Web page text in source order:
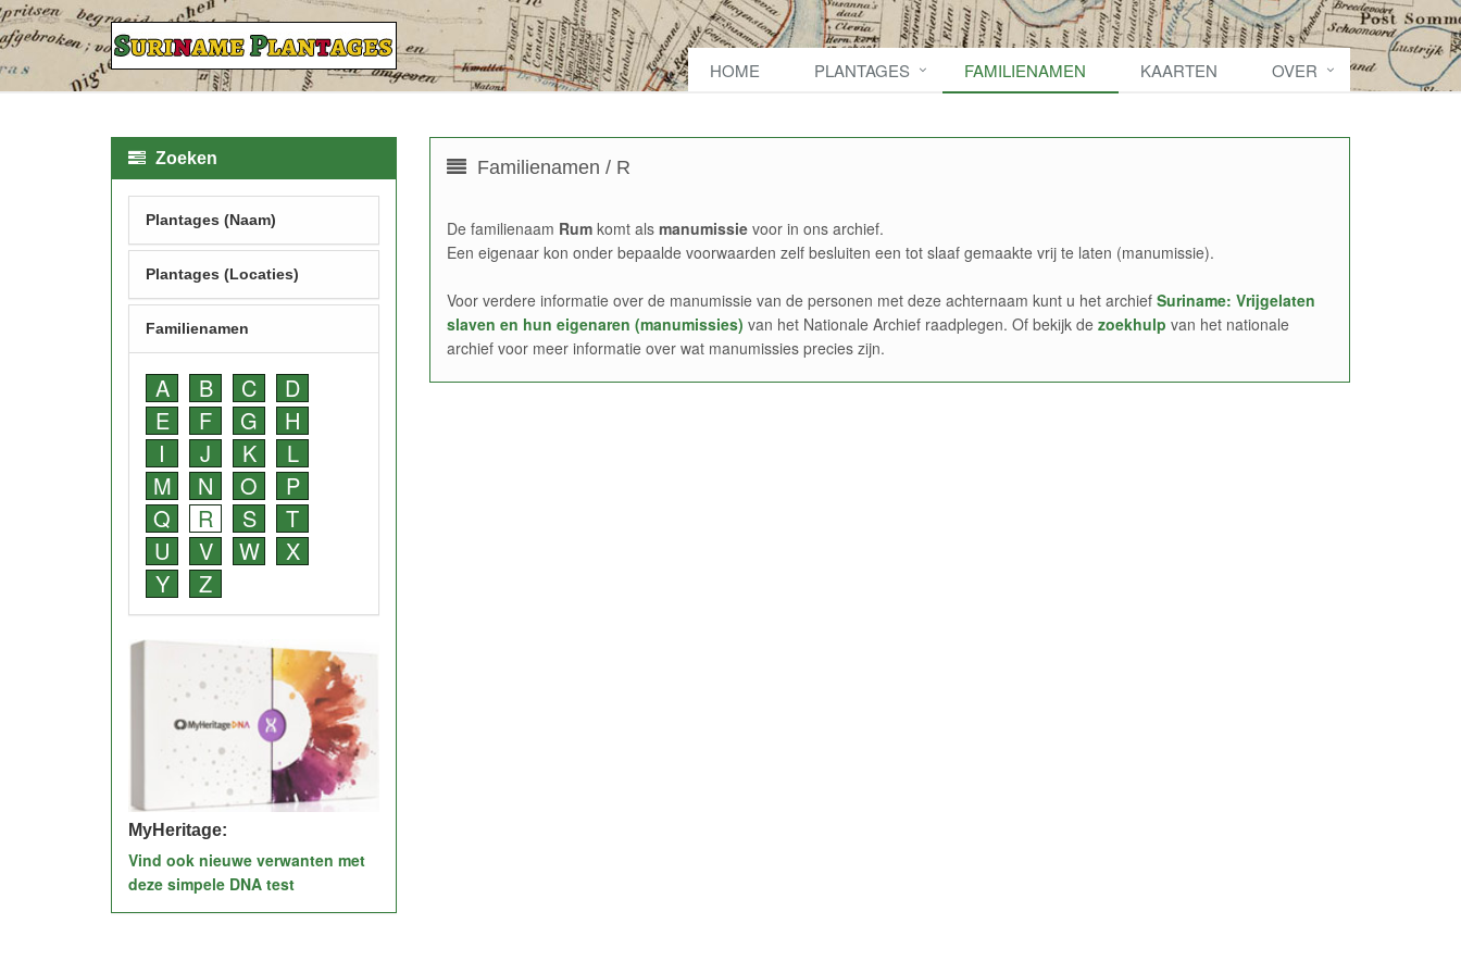
HOME PLANTAGES FAMILIENAMEN KAARTEN OVER
Familienamen / R
De familienaam Rumkomt als manumissievoor in ons archief.
Een eigenaar kon onder bepaalde voorwaarden zelf besluiten een tot slaaf gemaakte vrij te laten (manumissie).
Voor verdere informatie over de manumissie van de personen met deze achternaam kunt u het archief Suriname: Vrijgelaten
slaven en hun eigenaren (manumissies) van het Nationale Archief raadplegen. Of bekijk de zoekhulp van het nationale
archief voor meer informatie over wat manumissies precies zijn.
Zoeken
Plantages (Naam)
Plantages (Locaties)
Familienamen
A B C
D
E
F G
H
I
J K
L
M
N O
P
Q
R S
T
U
V W
X
Y
Z
MyHeritage:
Vind ook nieuwe verwanten met
deze simpele DNA test